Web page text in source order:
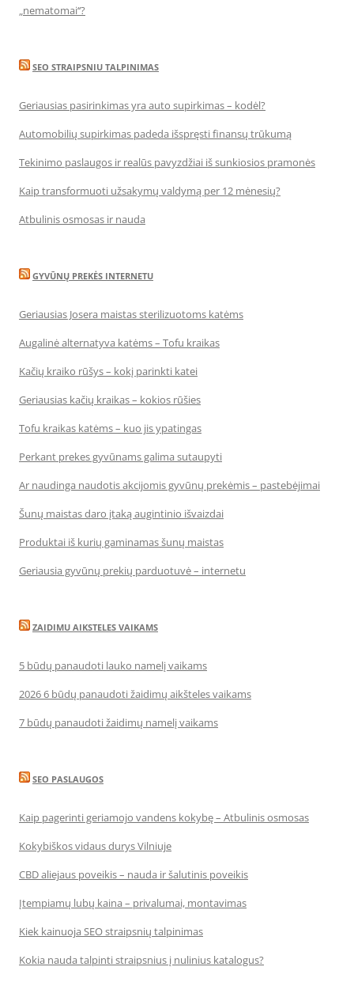
„nematomai‘‘?
SEO STRAIPSNIU TALPINIMAS
Geriausias pasirinkimas yra auto supirkimas – kodėl?
Automobilių supirkimas padeda išspręsti finansų trūkumą
Tekinimo paslaugos ir realūs pavyzdžiai iš sunkiosios pramonės
Kaip transformuoti užsakymų valdymą per 12 mėnesių?
Atbulinis osmosas ir nauda
GYVŪNŲ PREKĖS INTERNETU
Geriausias Josera maistas sterilizuotoms katėms
Augalinė alternatyva katėms – Tofu kraikas
Kačių kraiko rūšys – kokį parinkti katei
Geriausias kačių kraikas – kokios rūšies
Tofu kraikas katėms – kuo jis ypatingas
Perkant prekes gyvūnams galima sutaupyti
Ar naudinga naudotis akcijomis gyvūnų prekėmis – pastebėjimai
Šunų maistas daro įtaką augintinio išvaizdai
Produktai iš kurių gaminamas šunų maistas
Geriausia gyvūnų prekių parduotuvė – internetu
ZAIDIMU AIKSTELES VAIKAMS
5 būdų panaudoti lauko namelį vaikams
2026 6 būdų panaudoti žaidimų aikšteles vaikams
7 būdų panaudoti žaidimų namelį vaikams
SEO PASLAUGOS
Kaip pagerinti geriamojo vandens kokybę – Atbulinis osmosas
Kokybiškos vidaus durys Vilniuje
CBD aliejaus poveikis – nauda ir šalutinis poveikis
Įtempiamų lubų kaina – privalumai, montavimas
Kiek kainuoja SEO straipsnių talpinimas
Kokia nauda talpinti straipsnius į nulinius katalogus?